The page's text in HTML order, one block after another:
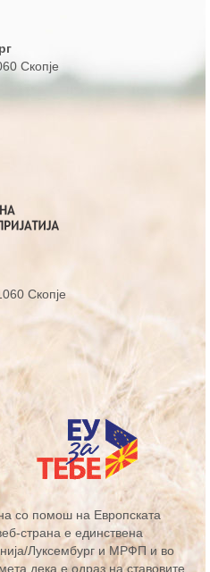
Скопје
Скопје
со помош на Европската
страна е единствена
Луксембург и МРФП и во
дека е одраз на ставовите